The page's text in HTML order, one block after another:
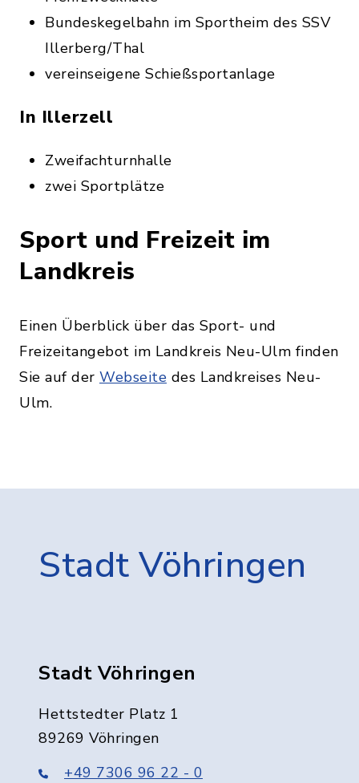
Bundeskegelbahn im Sportheim des SSV
Illerberg/Thal
vereinseigene Schießsportanlage
In Illerzell
Zweifachturnhalle
zwei Sportplätze
Sport und Freizeit im
Landkreis
Einen Überblick über das Sport- und
Freizeitangebot im Landkreis Neu-Ulm finden
Sie auf der Webseite des Landkreises Neu-
Ulm.
Stadt Vöhringen
Stadt Vöhringen
Hettstedter Platz 1
89269 Vöhringen
+49 7306 96 22 - 0